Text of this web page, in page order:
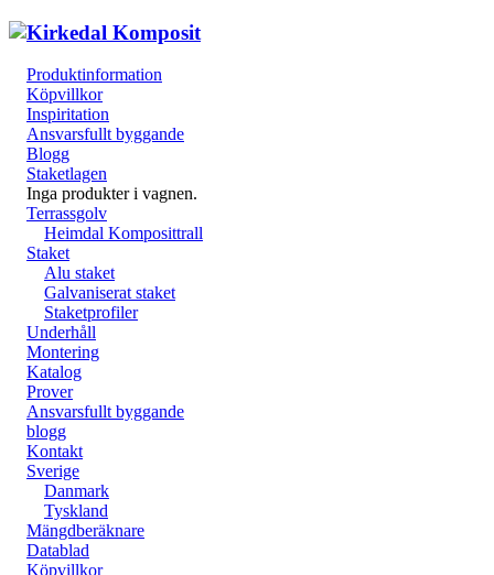
Produktinformation
Köpvillkor
Inspiritation
Ansvarsfullt byggande
Blogg
Staketlagen
Inga produkter i vagnen.
Terrassgolv
Heimdal Komposittrall
Staket
Alu staket
Galvaniserat staket
Staketprofiler
Underhåll
Montering
Katalog
Prover
Ansvarsfullt byggande
blogg
Kontakt
Sverige
Danmark
Tyskland
Mängdberäknare
Datablad
Köpvillkor